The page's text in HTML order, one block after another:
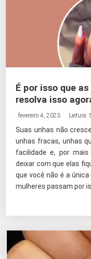
É por isso que
resolva isso
fevereiro 4, 2023 Leitura:
Suas unhas não
unhas fracas, unhas
facilidade e, por
deixar com que elas
que você não é a
mulheres passam por